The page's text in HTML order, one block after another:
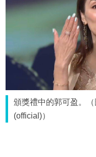
頒獎禮中的郭可盈。
(official)）